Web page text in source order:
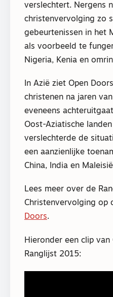
verslechtert. Nergens
christenvervolging zo
gebeurtenissen in het
als voorbeeld te
Nigeria, Kenia en
In Azië ziet Open
christenen na jaren
eveneens
Oost-Aziatische
verslechterde de
een aanzienlijke
China, India en
Lees meer over de
Christenvervolging op
Doors.
Hieronder een clip
Ranglijst 2015: